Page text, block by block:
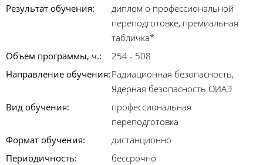
Результат обучения:
диплом о профессиональной
переподготовке, премиальная
табличка*
Объем программы, ч.:
254 - 508
Направление обучения: Радиационная безопасность,
Ядерная безопасность ОИАЭ
Вид обучения:
профессиональная
переподготовка
Формат обучения:
дистанционно
Периодичность:
бессрочно